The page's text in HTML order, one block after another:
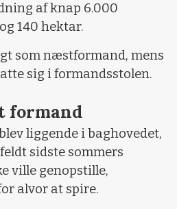
af knap 6.000
140 hektar.
som næstformand, mens
sig i formandsstolen.
formand
liggende i baghovedet,
sidste sommers
ville genopstille,
alvor at spire.